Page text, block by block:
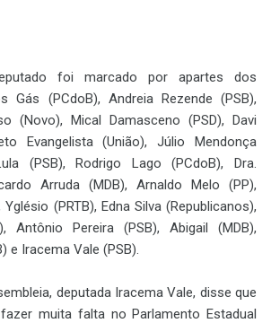
foi marcado por apartes dos
Gás (PCdoB), Andreia Rezende (PSB),
(Novo), Mical Damasceno (PSD), Davi
Evangelista (União), Júlio Mendonça
(PSB), Rodrigo Lago (PCdoB), Dra.
Arruda (MDB), Arnaldo Melo (PP),
(PRTB), Edna Silva (Republicanos),
Antônio Pereira (PSB), Abigail (MDB),
e Iracema Vale (PSB).
deputada Iracema Vale, disse que
muita falta no Parlamento Estadual